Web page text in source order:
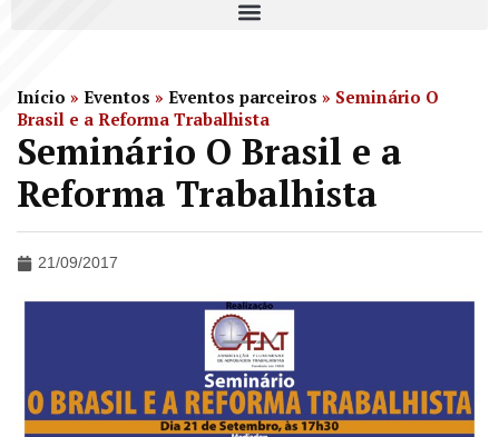
Início » Eventos » Eventos parceiros » Seminário O
Brasil e a Reforma Trabalhista
Seminário O Brasil e a
Reforma Trabalhista
21/09/2017